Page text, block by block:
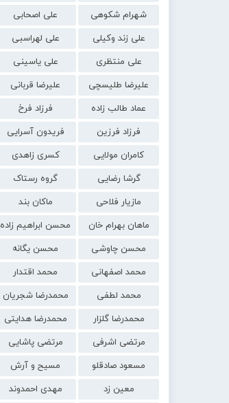
شهرام شکوهی
علی اصحابی
علی زند وکیلی
علی لهراسبی
علی منتظری
علی یاسینی
علیرضا طلیسچی
علیرضا قربانی
عماد طالب زاده
فرزاد فرخ
فرزاد فرزین
فریدون آسرایی
کامران مولایی
کسری زاهدی
گرشا رضایی
گروه رستاک
مازیار فلاحی
ماکان بند
ماهان بهرام خان
محسن ابراهیم زاده
محسن چاوشی
محسن یگانه
محمد اصفهانی
محمد اقتدار
محمد لطفی
محمدرضا شجریان
محمدرضا گلزار
محمدرضا هدایتی
مرتضی اشرفی
مرتضی پاشایی
مسعود صادقلو
مسیح و آرش
معین زد
مهدی احمدوند